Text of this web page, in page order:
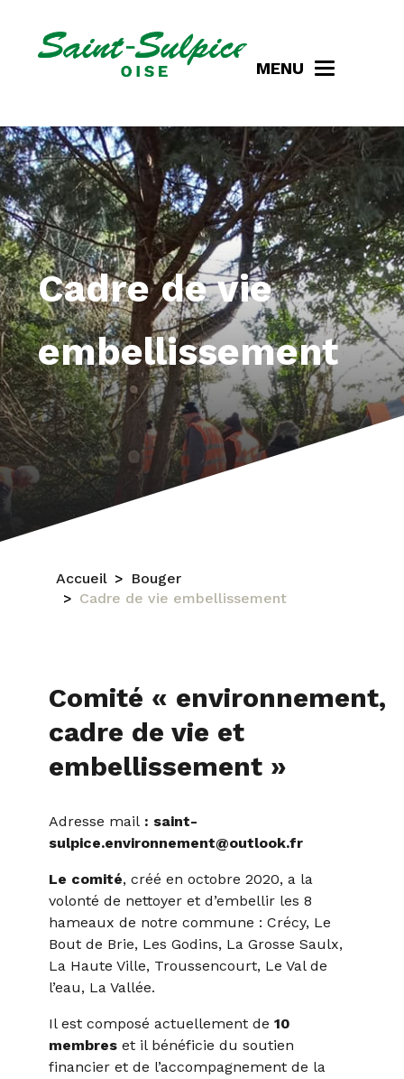
MENU
Cadre de vie
embellissement
Accueil
Bouger
Cadre de vie embellissement
Comité « environnement,
cadre de vie et
embellissement »
Adresse mail: saint-
sulpice.environnement@outlook.fr
Le comité, créé en octobre 2020, a la
volonté de nettoyer et d’embellir les 8
hameaux de notre commune : Crécy, Le
Bout de Brie, Les Godins, La Grosse Saulx,
La Haute Ville, Troussencourt, Le Val de
l’eau, La Vallée.
Il est composé actuellement de 10
membreset il bénéficie du soutien
financier et de l’accompagnement de la